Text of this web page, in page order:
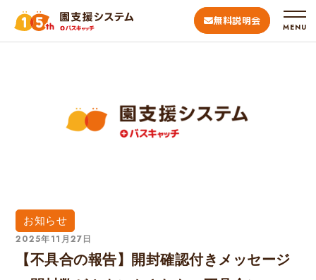
無料説明会
MENU
お知らせ
2025年11月27日
【不具合の報告】開封確認付きメッセージ